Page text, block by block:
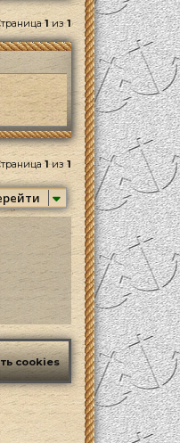
1 из1
1из1
cookies